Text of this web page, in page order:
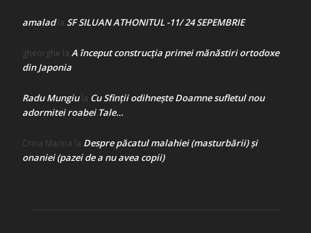
amaladla SF SILUAN ATHONITUL -11/ 24 SEPEMBRIE
gheorghe la A început construcţia primei mănăstiri ortodoxe
din Japonia
Radu Mungiula Cu Sfinții odihnește Doamne sufletul nou
adormitei roabei Tale…
Crina Marina la Despre păcatul malahiei (masturbării) şi
onaniei (pazei de a nu avea copii)